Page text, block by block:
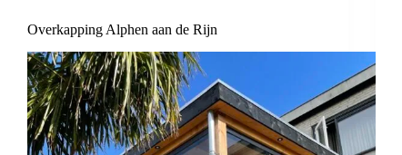
Overkapping Alphen aan de Rijn